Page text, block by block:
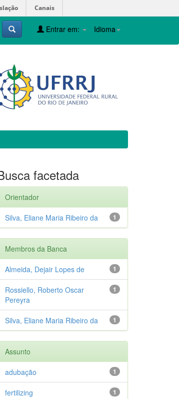
Canais
Idioma
Entrar em:
facetada
Orientador
1
Silva, Eliane Maria Ribeiro da
Membros da Banca
1
Almeida, Dejair Lopes de
1
Rossiello, Roberto Oscar
Pereyra
1
Silva, Eliane Maria Ribeiro da
Assunto
1
adubação
1
fertilizing